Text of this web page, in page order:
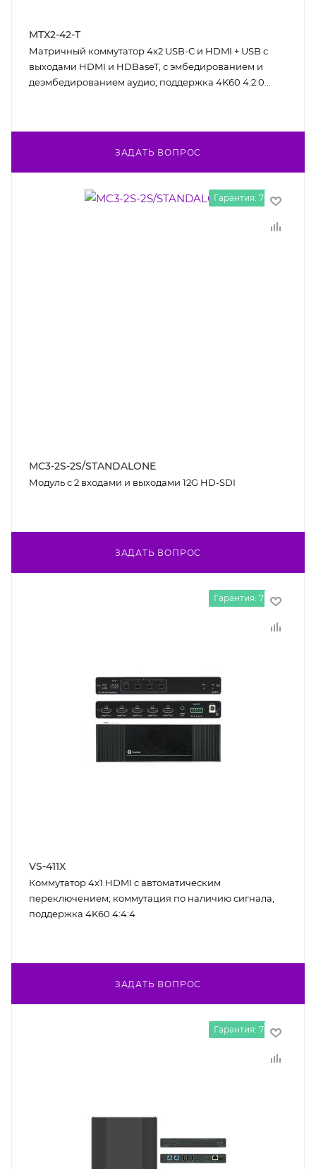
MTX2-42-T
Матричный коммутатор 4х2 USB-C и HDMI + USB с
выходами HDMI и HDBaseT, с эмбедированием и
деэмбедированием аудио; поддержка 4K60 4:2:0...
ЗАДАТЬ ВОПРОС
Гарантия: 7 лет
MC3-2S-2S/STANDALONE
Модуль c 2 входами и выходами 12G HD-SDI
ЗАДАТЬ ВОПРОС
Гарантия: 7 лет
VS-411X
Коммутатор 4х1 HDMI с автоматическим
переключением; коммутация по наличию сигнала,
поддержка 4K60 4:4:4
ЗАДАТЬ ВОПРОС
Гарантия: 7 лет